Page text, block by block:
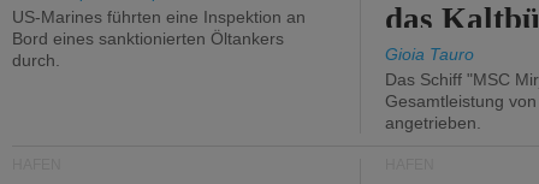
US-Marines führten eine Inspektion an
Bord eines sanktionierten Öltankers
durch.
das
Gioia Tauro
Das Schiff "MSC
Gesamtleistung
angetrieben.